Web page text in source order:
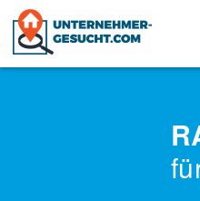
Skip
content